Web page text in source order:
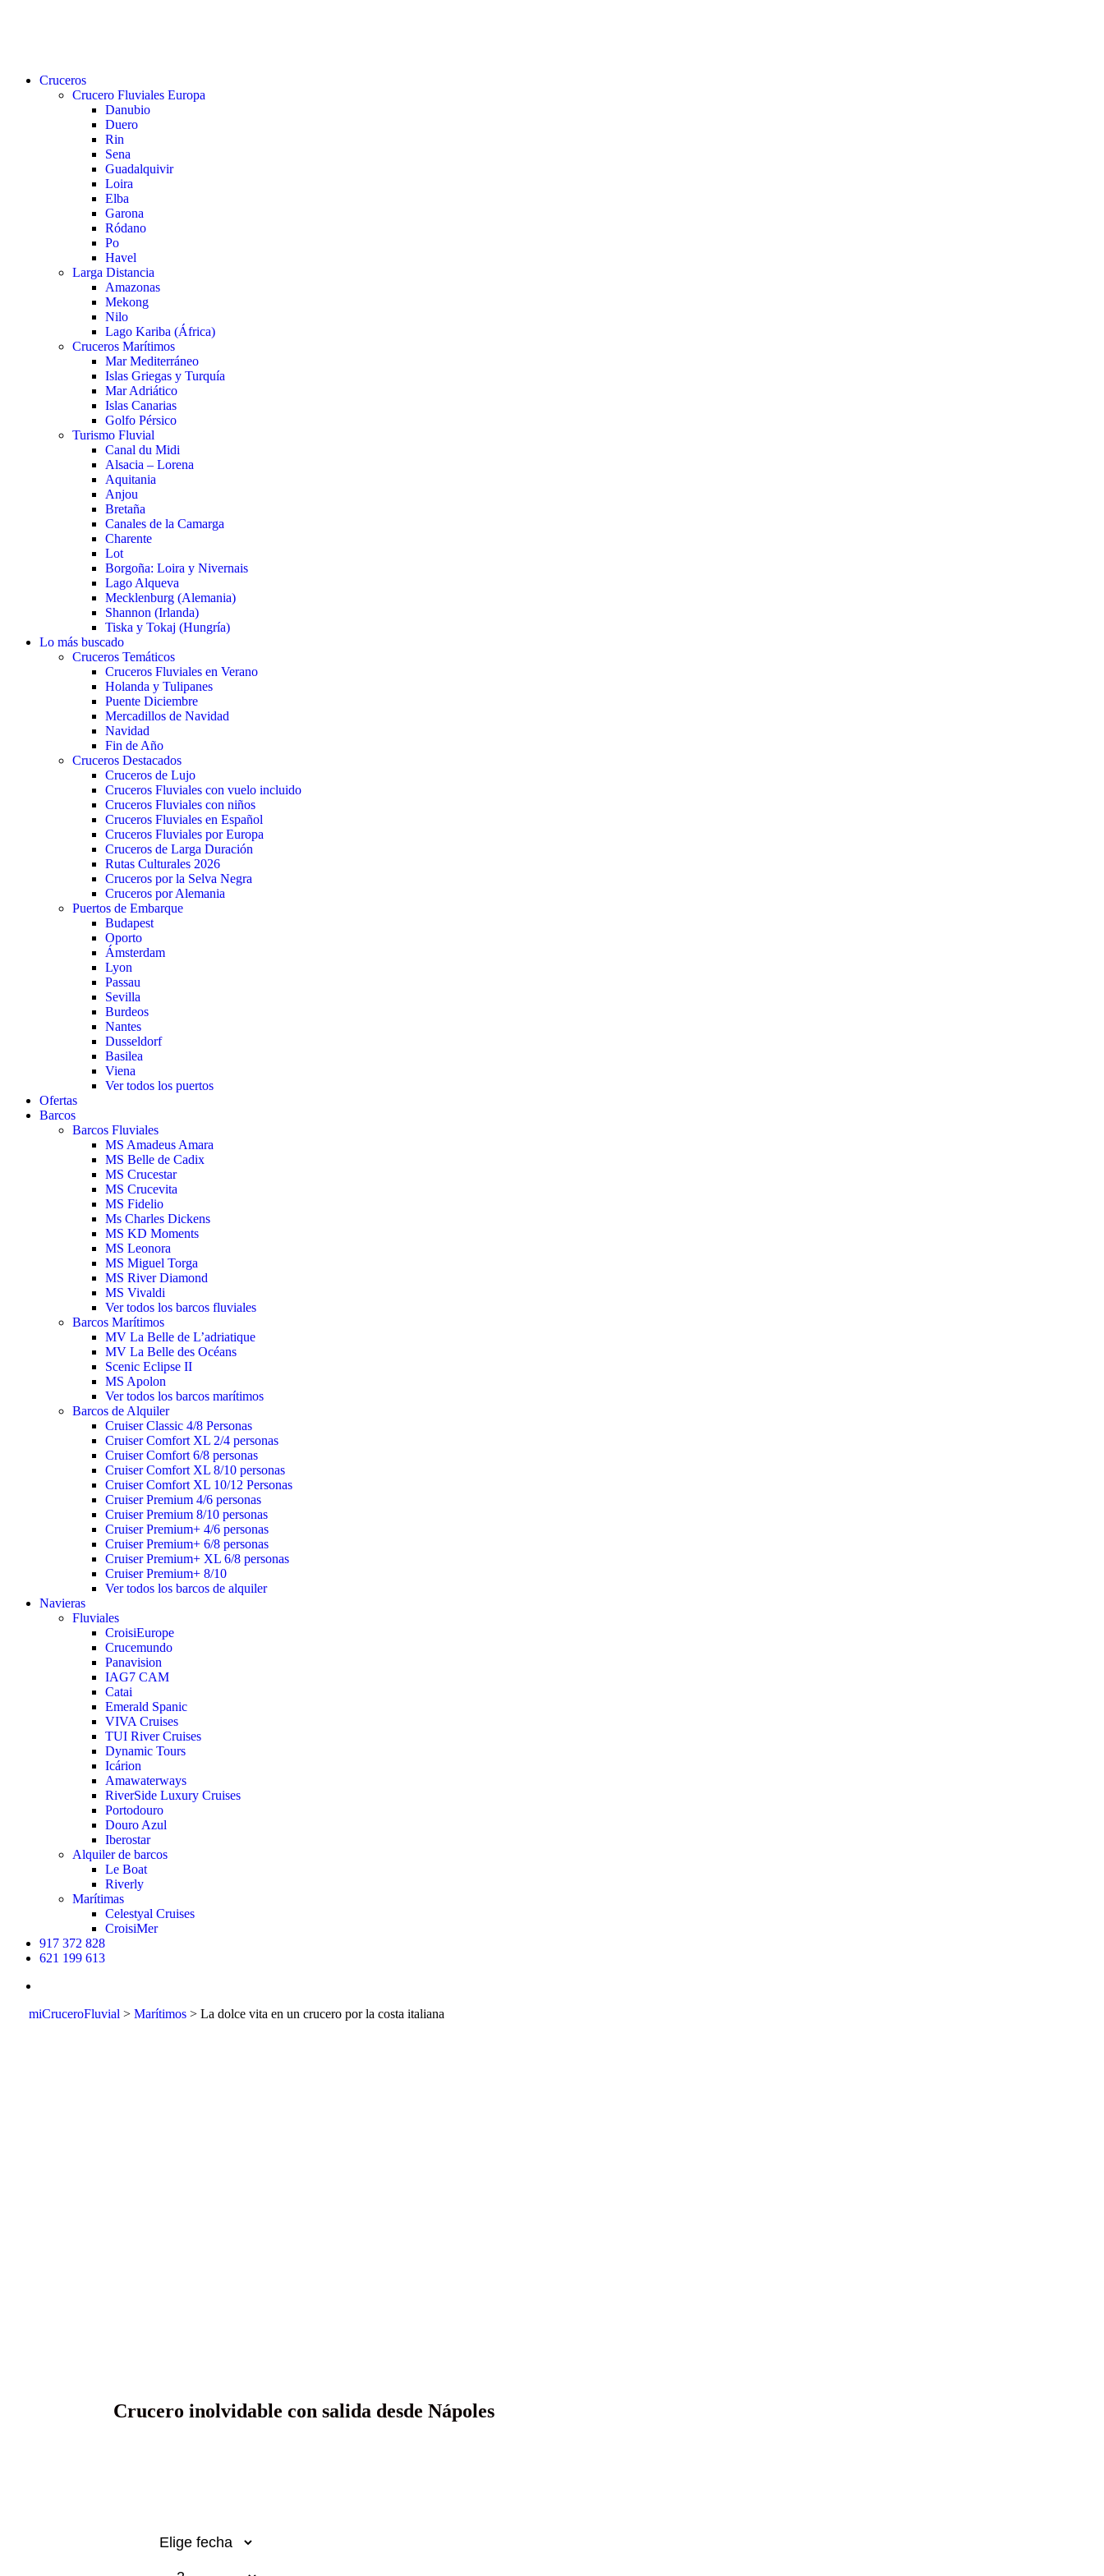
buscar
Menu
Cruceros
Crucero Fluviales Europa
Danubio
Duero
Rin
Sena
Guadalquivir
Loira
Elba
Garona
Ródano
Po
Havel
Larga Distancia
Amazonas
Mekong
Nilo
Lago Kariba (África)
Cruceros Marítimos
Mar Mediterráneo
Islas Griegas y Turquía
Mar Adriático
Islas Canarias
Golfo Pérsico
Turismo Fluvial
Canal du Midi
Alsacia – Lorena
Aquitania
Anjou
Bretaña
Canales de la Camarga
Charente
Lot
Borgoña: Loira y Nivernais
Lago Alqueva
Mecklenburg (Alemania)
Shannon (Irlanda)
Tiska y Tokaj (Hungría)
Lo más buscado
Cruceros Temáticos
Cruceros Fluviales en Verano
Holanda y Tulipanes
Puente Diciembre
Mercadillos de Navidad
Navidad
Fin de Año
Cruceros Destacados
Cruceros de Lujo
Cruceros Fluviales con vuelo incluido
Cruceros Fluviales con niños
Cruceros Fluviales en Español
Cruceros Fluviales por Europa
Cruceros de Larga Duración
Rutas Culturales 2026
Cruceros por la Selva Negra
Cruceros por Alemania
Puertos de Embarque
Budapest
Oporto
Ámsterdam
Lyon
Passau
Sevilla
Burdeos
Nantes
Dusseldorf
Basilea
Viena
Ver todos los puertos
Ofertas
Barcos
Barcos Fluviales
MS Amadeus Amara
MS Belle de Cadix
MS Crucestar
MS Crucevita
MS Fidelio
Ms Charles Dickens
MS KD Moments
MS Leonora
MS Miguel Torga
MS River Diamond
MS Vivaldi
Ver todos los barcos fluviales
Barcos Marítimos
MV La Belle de L’adriatique
MV La Belle des Océans
Scenic Eclipse II
MS Apolon
Ver todos los barcos marítimos
Barcos de Alquiler
Cruiser Classic 4/8 Personas
Cruiser Comfort XL 2/4 personas
Cruiser Comfort 6/8 personas
Cruiser Comfort XL 8/10 personas
Cruiser Comfort XL 10/12 Personas
Cruiser Premium 4/6 personas
Cruiser Premium 8/10 personas
Cruiser Premium+ 4/6 personas
Cruiser Premium+ 6/8 personas
Cruiser Premium+ XL 6/8 personas
Cruiser Premium+ 8/10
Ver todos los barcos de alquiler
Navieras
Fluviales
CroisiEurope
Crucemundo
Panavision
IAG7 CAM
Catai
Emerald Spanic
VIVA Cruises
TUI River Cruises
Dynamic Tours
Icárion
Amawaterways
RiverSide Luxury Cruises
Portodouro
Douro Azul
Iberostar
Alquiler de barcos
Le Boat
Riverly
Marítimas
Celestyal Cruises
CroisiMer
917 372 828
621 199 613
miCruceroFluvial > Marítimos> La dolce vita en un crucero por la costa italiana
Crucero inolvidable con salida desde Nápoles